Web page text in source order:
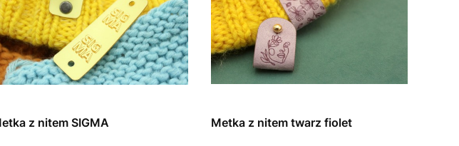
z nitem SIGMA Metka z nitem twarz fiolet